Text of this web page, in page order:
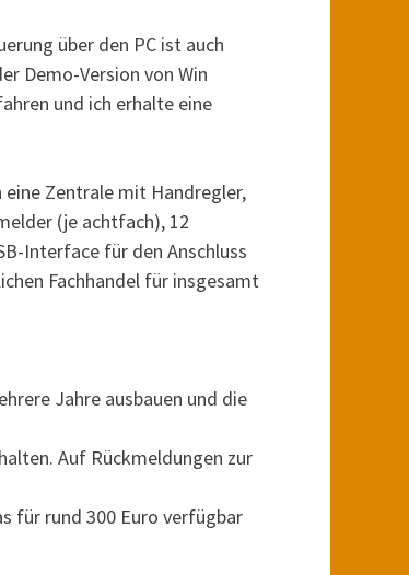
über den PC ist auch
Demo-Version von Win
und ich erhalte eine
Zentrale mit Handregler,
(je achtfach), 12
Interface für den Anschluss
Fachhandel für insgesamt
Jahre ausbauen und die
Auf Rückmeldungen zur
für rund 300 Euro verfügbar